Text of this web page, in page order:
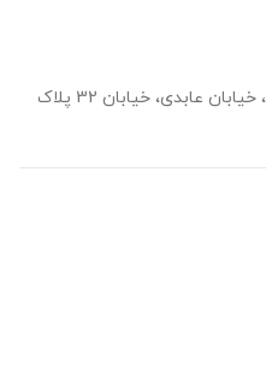
تهران، سعادت آباد، ميدان بهرود، خیابان عابدی، خيابان 32 پلاک